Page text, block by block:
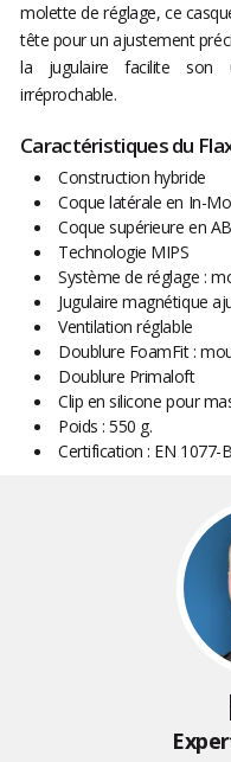
molette de réglage, ce
tête pour un ajustement
la jugulaire facilite son
irréprochable.
Caractéristiques du
Construction hybride
Coque latérale en In-
Coque supérieure en
Technologie MIPS
Système de réglage :
Jugulaire magnétique
Ventilation réglable
Doublure FoamFit :
Doublure Primaloft
Clip en silicone pour
Poids : 550 g.
Certification : EN 1077-B